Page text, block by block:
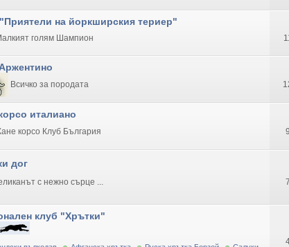
на йоркширския териер"
голям Шампион
Всичко за породата
италиано
корсо Клуб България
дог
с нежно сърце ...
клуб "Хрътки"